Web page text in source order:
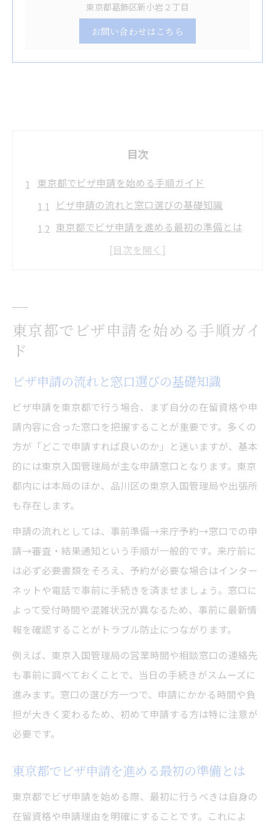
東京都葛飾区新小岩２丁目
お問い合わせはこちら
目次
東京都でビザ申請を始める手順ガイド
ビザ申請の流れと窓口選びの基礎知識
東京都でビザ申請を進める最初の準備とは
ビザ申請 どこで手続きするか迷わない方法
ビザ申請に必須の書類一覧と準備のコツ
ビザ申請書類の漏れを防ぐチェックポイン
ト
東京 入国 管理局 予約の取り方の実践例
ビザ申請 必要書類 日本でよくある質問と回
答
初めての方も安心なビザ申請の進め方
ビザ申請 初心者が知るべき進め方の基本
東京都でビザ申請する際の安心ポイント
ビザ申請 どこで相談できるかを調べる方法
東京 入国管理局 相談 窓口の活用術
初めてのビザ申請で失敗しない準備方法
東京 入国管理局 営業 時間と受付ルール
東京 入国管理局 問い合わせ 電話の使い方
ビザ申請の混雑を避ける賢い予約術
東京 入国 管理局 予約の押さえておきたいコ
ツ
東京都でビザ申請を始める手順ガイ
ド
ビザ申請の流れと窓口選びの基礎知識
ビザ申請を東京都で行う場合、まず自分の在留資格や申
請内容に合った窓口を把握することが重要です。多くの
方が「どこで申請すれば良いのか」と迷いますが、基本
的には東京入国管理局が主な申請窓口となります。東京
都内には本局のほか、品川区の東京入国管理局や出張所
も存在します。
申請の流れとしては、事前準備→来庁予約→窓口での申
請→審査・結果通知という手順が一般的です。来庁前に
は必ず必要書類をそろえ、予約が必要な場合はインター
ネットや電話で事前に手続きを済ませましょう。窓口に
よって受付時間や混雑状況が異なるため、事前に最新情
報を確認することがトラブル防止につながります。
例えば、東京入国管理局の営業時間や相談窓口の連絡先
も事前に調べておくことで、当日の手続きがスムーズに
進みます。窓口の選び方一つで、申請にかかる時間や負
担が大きく変わるため、初めて申請する方は特に注意が
必要です。
東京都でビザ申請を進める最初の準備とは
東京都でビザ申請を始める際、最初に行うべきは自身の
在留資格や申請理由を明確にすることです。これによ